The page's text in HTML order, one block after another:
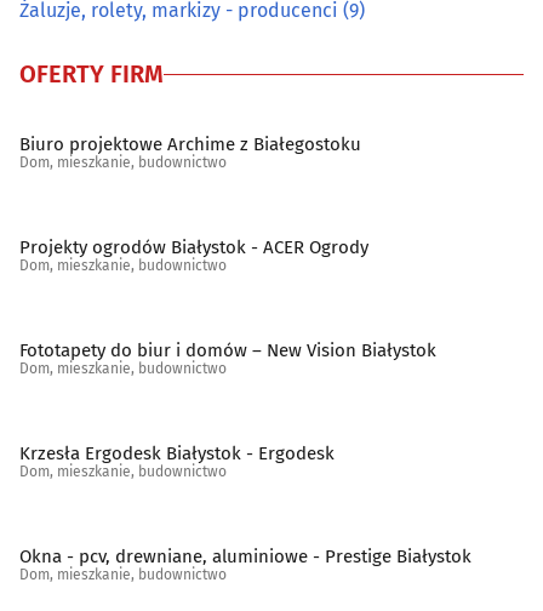
Sanitarno-instalacyjne artykuły(28)
Stolarstwo(32)
Szkło ozdobne i użytkowe (13)
Żaluzje, rolety, markizy - producenci (9)
OFERTY FIRM
Biuro projektowe Archime z Białegostoku
Dom, mieszkanie, budownictwo
Projekty ogrodów Białystok - ACER Ogrody
Dom, mieszkanie, budownictwo
Fototapety do biur i domów – New Vision Białystok
Dom, mieszkanie, budownictwo
Krzesła Ergodesk Białystok - Ergodesk
Dom, mieszkanie, budownictwo
Okna - pcv, drewniane, aluminiowe - Prestige Białystok
Dom, mieszkanie, budownictwo